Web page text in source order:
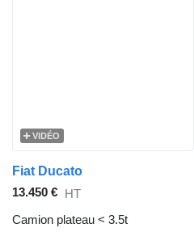
VIDÉO
Fiat Ducato
13.450 € HT
Camion plateau < 3.5t